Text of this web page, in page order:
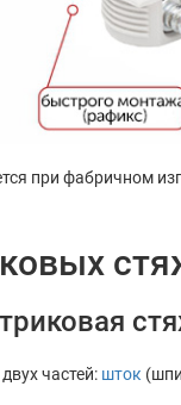
при фабричном
частей: шток